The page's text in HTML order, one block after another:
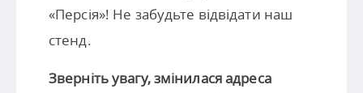
«Персія»! Не забудьте відвідати наш
стенд.
Зверніть увагу, змінилася адреса